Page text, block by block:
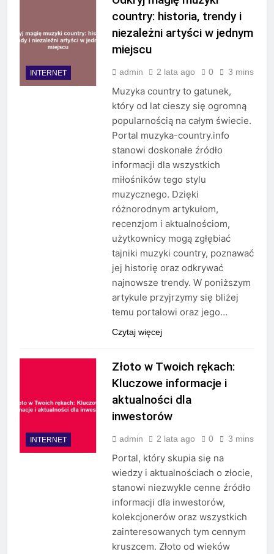
INTERNET
country: historia, trendy i
niezależni artyści w jednym
miejscu
admin 2 lata ago 0 3 mins
Muzyka country to gatunek,
który od lat cieszy się ogromną
popularnością na całym świecie.
Portal muzyka-country.info
stanowi doskonałe źródło
informacji dla wszystkich
miłośników tego stylu
muzycznego. Dzięki
różnorodnym artykułom,
recenzjom i aktualnościom,
użytkownicy mogą zgłębiać
tajniki muzyki country, poznawać
jej historię oraz odkrywać
najnowsze trendy. W poniższym
artykule przyjrzymy się bliżej
temu portalowi oraz jego…
Czytaj więcej
INTERNET
Złoto w Twoich rękach:
Kluczowe informacje i
aktualności dla
inwestorów
admin 2 lata ago 0 3 mins
Portal, który skupia się na
wiedzy i aktualnościach o złocie,
stanowi niezwykle cenne źródło
informacji dla inwestorów,
kolekcjonerów oraz wszystkich
zainteresowanych tym cennym
kruszcem. Złoto od wieków